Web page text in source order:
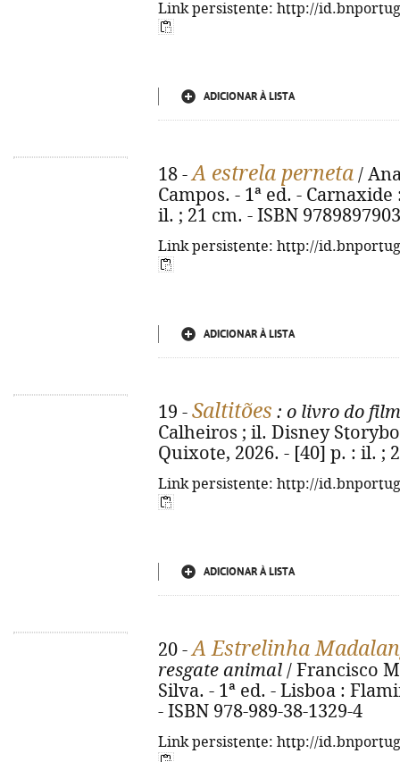
Link persistente: http://
ADICIONAR À LISTA
18 -A estrela perneta /
Campos. - 1ª ed. -
il. ; 21 cm. - ISBN
Link persistente: http://
ADICIONAR À LISTA
19 - Saltitões : o livro do
Calheiros ; il. Disney
Quixote, 2026. - [40] p. : il. ;
Link persistente: http://
ADICIONAR À LISTA
20 -A Estrelinha
resgate animal / Francisco
Silva. - 1ª ed. - Lisboa :
- ISBN 978-989-38-1329-4
Link persistente: http://